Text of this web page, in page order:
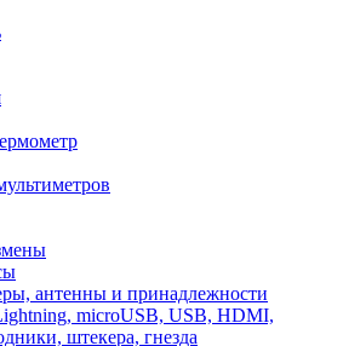
антенны и принадлежности
microUSB, USB, HDMI,
штекера, гнезда